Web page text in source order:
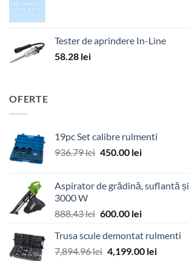
Tester de aprindere In-Line
58.28 lei
OFERTE
19pc Set calibre rulmenti
936.79lei Prețul
fost:
450.00 leiPrețul
450.00 lei.
Aspirator de grădină, suflantă
3000 W
888.43lei Prețul
a
fost:
600.00 leiPrețul
este:
600.00 lei.
Trusa scule demontat rulmenti
7,894.96lei Prețul
4,199.00 leiPrețul